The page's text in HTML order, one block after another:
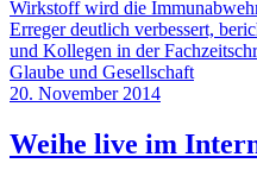
Wirkstoff wird die
Erreger deutlich verbessert,
und Kollegen in der
Glaube und Gesellschaft
20. November 2014
Weihe live im